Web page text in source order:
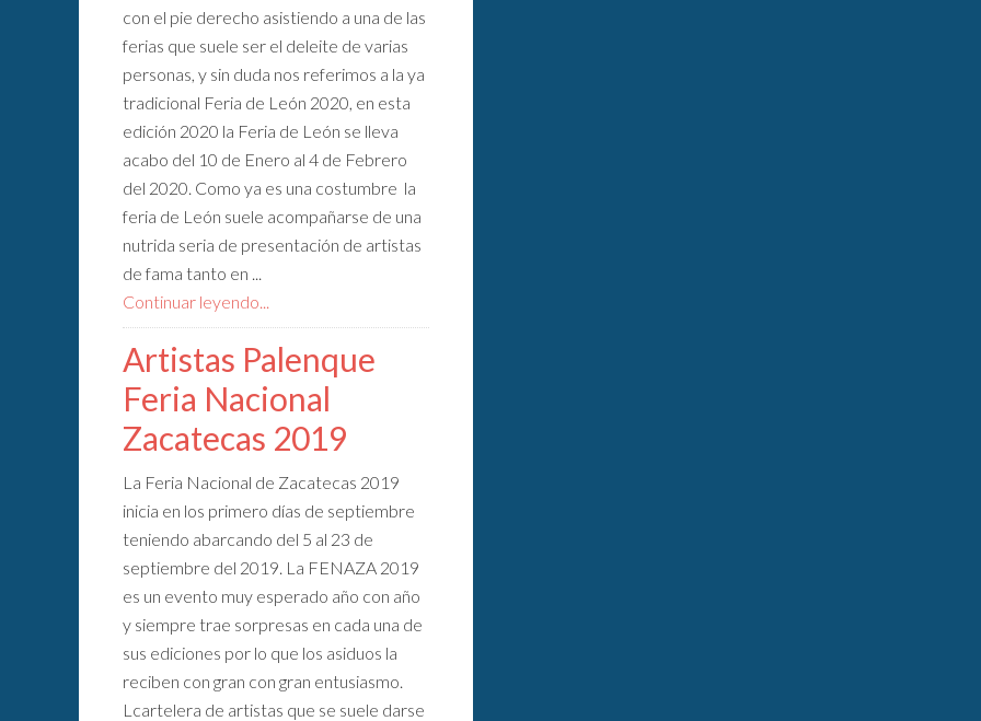
con el pie derecho asistiendo a una de las
ferias que suele ser el deleite de varias
personas, y sin duda nos referimos a la ya
tradicional Feria de León 2020, en esta
edición 2020 la Feria de León se lleva
acabo del 10 de Enero al 4 de Febrero
del 2020. Como ya es una costumbre la
feria de León suele acompañarse de una
nutrida seria de presentación de artistas
de fama tanto en ...
Continuar leyendo...
Artistas Palenque
Feria Nacional
Zacatecas 2019
La Feria Nacional de Zacatecas 2019
inicia en los primero días de septiembre
teniendo abarcando del 5 al 23 de
septiembre del 2019. La FENAZA 2019
es un evento muy esperado año con año
y siempre trae sorpresas en cada una de
sus ediciones por lo que los asiduos la
reciben con gran con gran entusiasmo.
Lcartelera de artistas que se suele darse